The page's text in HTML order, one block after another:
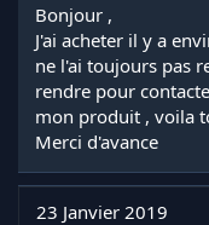
d
e
l
d
i
s
c
u
s
Bonjour ,
J'ai acheter il y a
ne l'ai toujours pas
rendre pour
mon produit , voila
Merci d'avance
23 Janvier 2019